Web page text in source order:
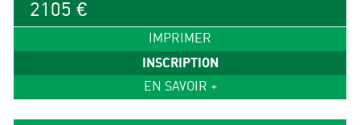
2105 €
IMPRIMER
INSCRIPTION
EN SAVOIR +